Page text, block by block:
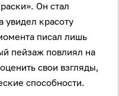
Он стал
красоту
писал лишь
пейзаж повлиял на
свои взгляды,
способности.